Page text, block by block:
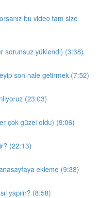
bu video tam size
sorunsuz yüklendi) (3:38)
son hale getirmek (7:52)
(23:03)
çok güzel oldu) (9:06)
(22:13)
ekleme (9:38)
yapılır? (8:58)